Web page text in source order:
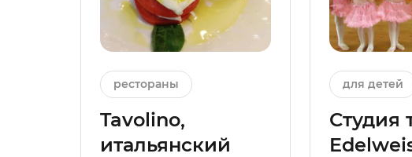
рестораны
Tavolino,
итальянский
для детей
Студия